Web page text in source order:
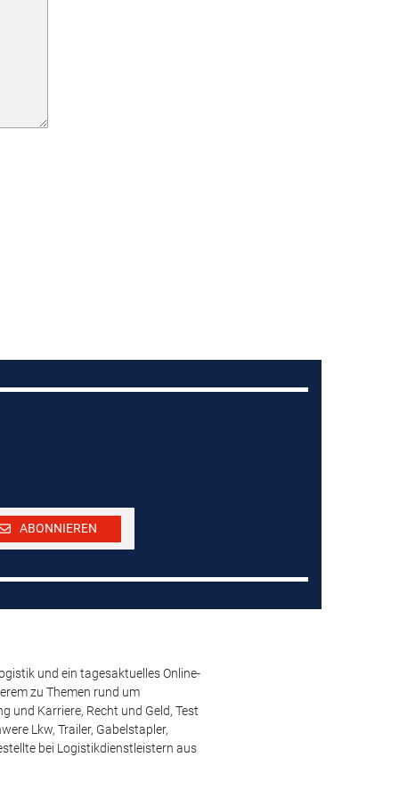
ABONNIEREN
und ein tagesaktuelles Online-
zu Themen rund um
und Karriere, Recht und Geld, Test
Lkw, Trailer, Gabelstapler,
bei Logistikdienstleistern aus